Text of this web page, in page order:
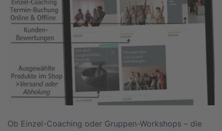
Ob Einzel-Coaching oder Gruppen-Workshops – die